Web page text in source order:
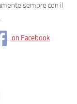
sempre con il
on Facebook